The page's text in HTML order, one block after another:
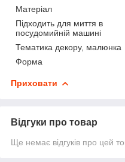
Матеріал
Підходить для миття в
посудомийній машині
Тематика декору, малюнка
Форма
Приховати
Відгуки про товар
Ще немає відгуків про цей